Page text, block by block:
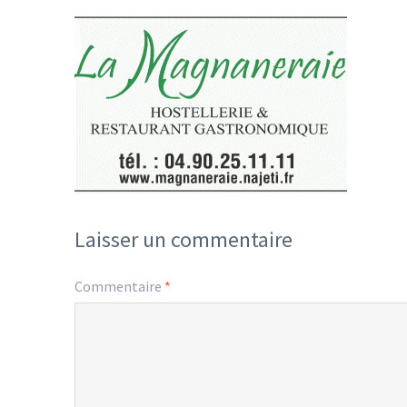
Laisser un commentaire
Commentaire *